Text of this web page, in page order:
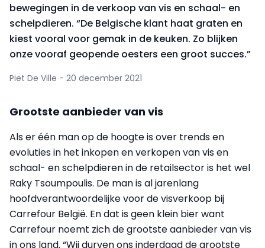
bewegingen in de verkoop van vis en schaal- en
schelpdieren. “De Belgische klant haat graten en
kiest vooral voor gemak in de keuken. Zo blijken
onze vooraf geopende oesters een groot succes.”
Piet De Ville - 20 december 2021
Grootste aanbieder van vis
Als er één man op de hoogte is over trends en
evoluties in het inkopen en verkopen van vis en
schaal- en schelpdieren in de retailsector is het wel
Raky Tsoumpoulis. De man is al jarenlang
hoofdverantwoordelijke voor de visverkoop bij
Carrefour België. En dat is geen klein bier want
Carrefour noemt zich de grootste aanbieder van vis
in ons land. “Wij durven ons inderdaad de grootste